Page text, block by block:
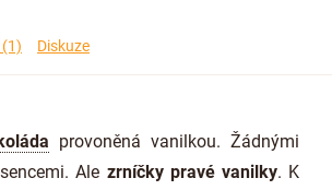
Diskuze
provoněná vanilkou. Žádnými
Ale zrníčky pravé vanilky. K